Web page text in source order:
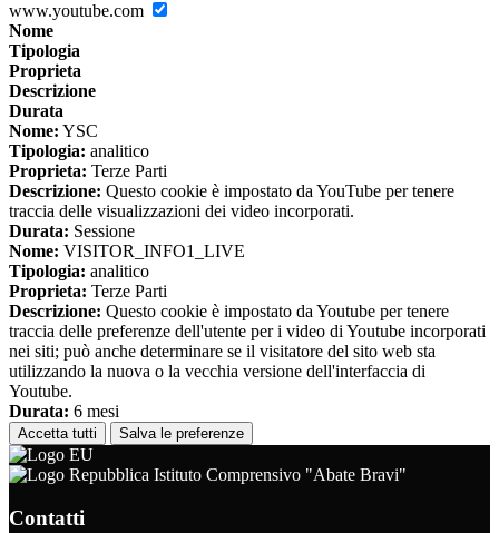
www.youtube.com
Nome
Tipologia
Proprieta
Descrizione
Durata
Nome: YSC
Tipologia: analitico
Proprieta: Terze Parti
Descrizione: Questo cookie è impostato da YouTube per tenere
traccia delle visualizzazioni dei video incorporati.
Durata: Sessione
Nome: VISITOR_INFO1_LIVE
Tipologia: analitico
Proprieta: Terze Parti
Descrizione: Questo cookie è impostato da Youtube per tenere
traccia delle preferenze dell'utente per i video di Youtube incorporati
nei siti; può anche determinare se il visitatore del sito web sta
utilizzando la nuova o la vecchia versione dell'interfaccia di
Youtube.
Durata: 6 mesi
Accetta tutti Salva le preferenze
Istituto Comprensivo "Abate Bravi"
Contatti